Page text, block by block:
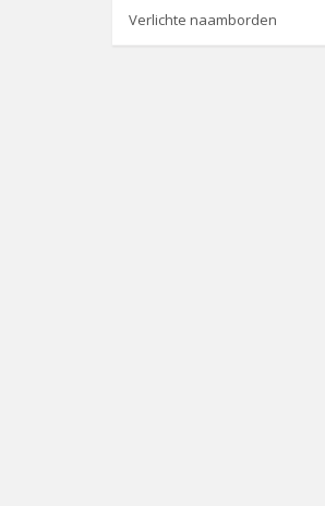
Verlichte naamborden